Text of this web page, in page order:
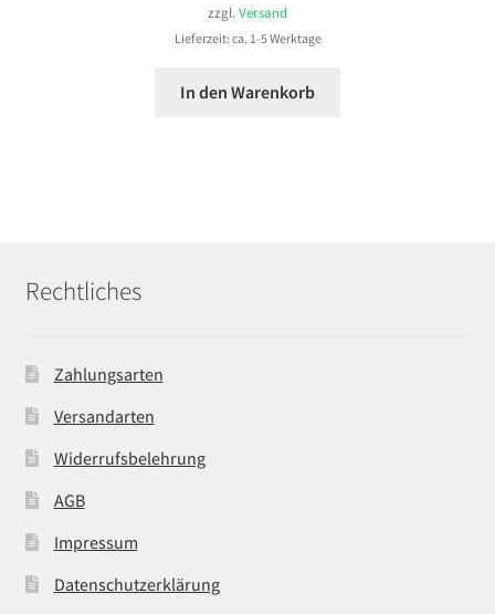
zzgl. Versand
Lieferzeit: ca. 1-5 Werktage
In den Warenkorb
Rechtliches
Zahlungsarten
Versandarten
Widerrufsbelehrung
AGB
Impressum
Datenschutzerklärung